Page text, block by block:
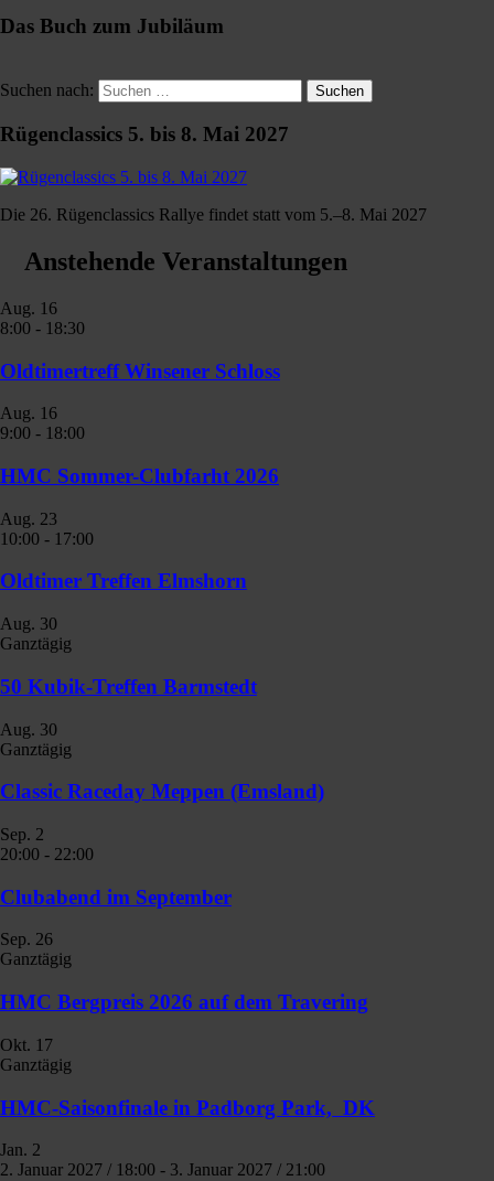
Das Buch zum Jubiläum
Suchen nach: Suchen
Rügenclassics 5. bis 8. Mai 2027
Die 26. Rügenclassics Rallye findet statt vom 5.–8. Mai 2027
Anstehende Veranstaltungen
Aug. 16
8:00 - 18:30
Oldtimertreff Winsener Schloss
Aug. 16
9:00 - 18:00
HMC Sommer-Clubfarht 2026
Aug. 23
10:00 - 17:00
Oldtimer Treffen Elmshorn
Aug. 30
Ganztägig
50 Kubik-Treffen Barmstedt
Aug. 30
Ganztägig
Classic Raceday Meppen (Emsland)
Sep. 2
20:00 - 22:00
Clubabend im September
Sep. 26
Ganztägig
HMC Bergpreis 2026 auf dem Travering
Okt. 17
Ganztägig
HMC-Saisonfinale in Padborg Park, DK
Jan. 2
2. Januar 2027 / 18:00 - 3. Januar 2027 / 21:00